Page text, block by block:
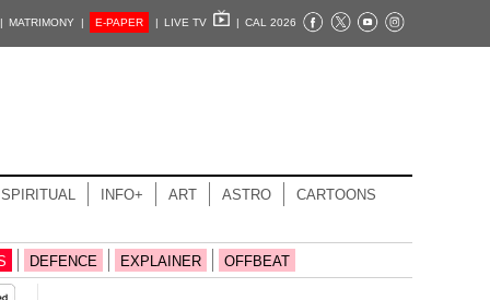
| MATRIMONY | E-PAPER | LIVE TV | CAL 2026
SPIRITUAL INFO+ ART ASTRO CARTOONS
DEFENCE EXPLAINER OFFBEAT